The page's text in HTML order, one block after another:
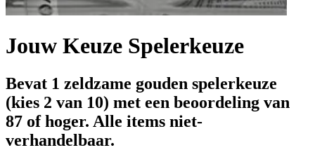
Jouw Keuze Spelerkeuze
Bevat 1 zeldzame gouden spelerkeuze
(kies 2 van 10) met een beoordeling van
87 of hoger. Alle items niet-
verhandelbaar.